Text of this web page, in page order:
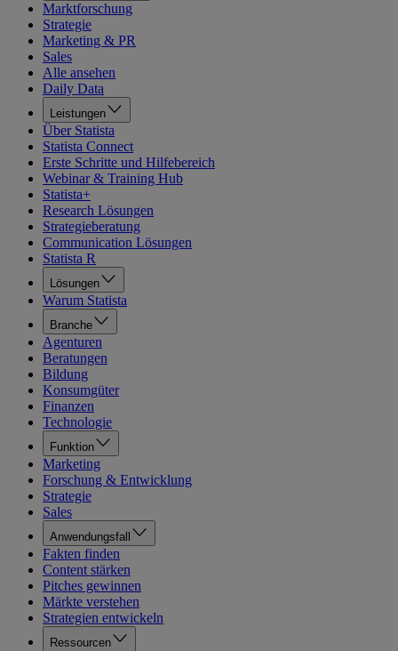
Marktforschung
Strategie
Marketing & PR
Sales
Alle ansehen
Daily Data
Leistungen
Über Statista
Statista Connect
Erste Schritte und Hilfebereich
Webinar & Training Hub
Statista+
Research Lösungen
Strategieberatung
Communication Lösungen
Statista R
Lösungen
Warum Statista
Branche
Agenturen
Beratungen
Bildung
Konsumgüter
Finanzen
Technologie
Funktion
Marketing
Forschung & Entwicklung
Strategie
Sales
Anwendungsfall
Fakten finden
Content stärken
Pitches gewinnen
Märkte verstehen
Strategien entwickeln
Ressourcen